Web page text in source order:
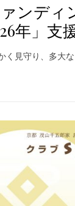
ンディ
年」支
く見守り、多大